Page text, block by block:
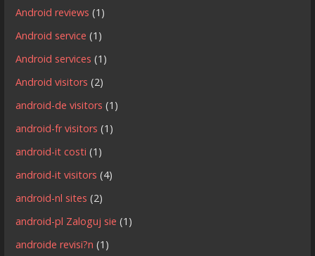
Android reviews (1)
Android service (1)
Android services (1)
Android visitors (2)
android-de visitors (1)
android-fr visitors (1)
android-it costi (1)
android-it visitors (4)
android-nl sites (2)
android-pl Zaloguj sie (1)
androide revisi?n (1)